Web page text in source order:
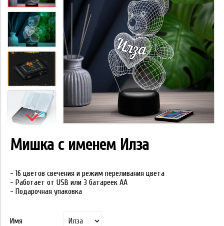
Мишка с именем Илза
- 16 цветов свечения и режим переливания цвета
- Работает от USB или 3 батареек АА
- Подарочная упаковка
Имя